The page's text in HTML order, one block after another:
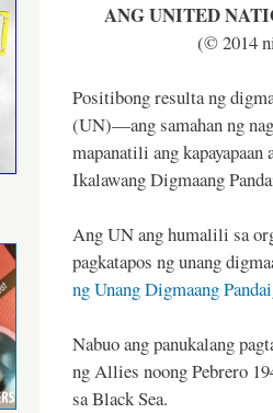
ANG UNITED
(© 2014
Positibong resulta ng
(UN)—ang samahan ng
mapanatili ang
Ikalawang Digmaang
Ang UN ang humalili sa
pagkatapos ng unang
ng Unang Digmaang
Nabuo ang panukalang
ng Allies noong Pebrero
sa Black Sea.